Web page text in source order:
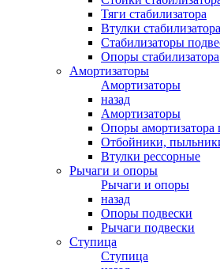
Тяги стабилизатора
Втулки стабилизатора
Стабилизаторы
Опоры стабилизатора
Амортизаторы
Амортизаторы
назад
Амортизаторы
Опоры амортизатора
Отбойники,
Втулки рессорные
Рычаги и опоры
Рычаги и опоры
назад
Опоры подвески
Рычаги подвески
Ступица
Ступица